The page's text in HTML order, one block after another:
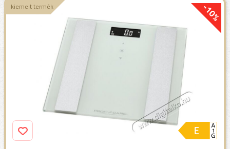
-10%
kiemelt termék